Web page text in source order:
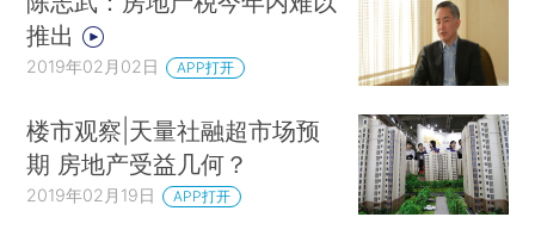
推出
2019年02月02日 APP打开
楼市观察|天量社融超市场预
期 房地产受益几何？
2019年02月19日 APP打开